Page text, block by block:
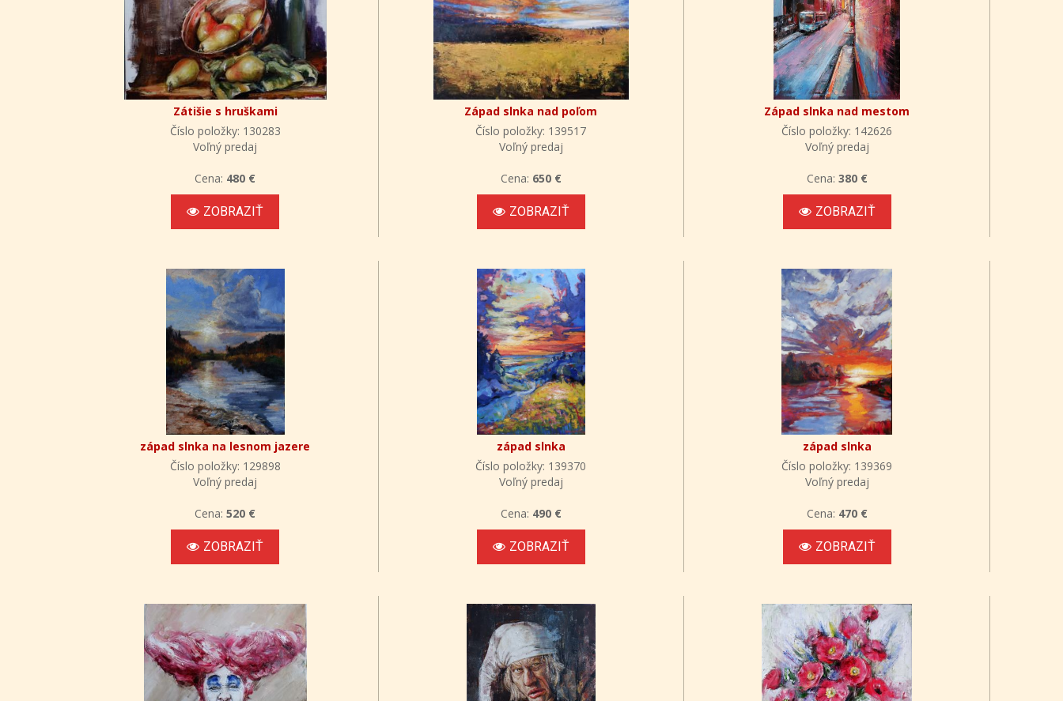
Zátišie s hruškami
Číslo položky: 130283
Voľný predaj
Cena: 480 €
ZOBRAZIŤ
Západ slnka nad poľom
Číslo položky: 139517
Voľný predaj
Cena: 650 €
ZOBRAZIŤ
Západ slnka nad mestom
Číslo položky: 142626
Voľný predaj
Cena: 380 €
ZOBRAZIŤ
západ slnka na lesnom jazere
Číslo položky: 129898
Voľný predaj
Cena:520 €
ZOBRAZIŤ
západ slnka
Číslo položky: 139370
Voľný predaj
Cena: 490 €
ZOBRAZIŤ
západ slnka
Číslo položky: 139369
Voľný predaj
Cena: 470 €
ZOBRAZIŤ